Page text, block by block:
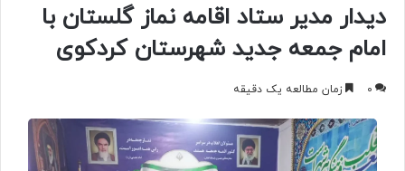
دیدار مدیر ستاد اقامه نماز گلستان با
امام جمعه جدید شهرستان کردکوی
0 زمان مطالعه یک دقیقه